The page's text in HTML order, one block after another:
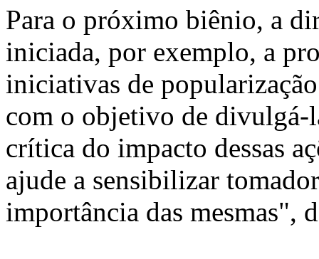
Para o próximo biênio, a
iniciada, por exemplo, a
iniciativas de
com o objetivo de divulgá-
crítica do impacto dessas
ajude a sensibilizar
importância das mesmas",